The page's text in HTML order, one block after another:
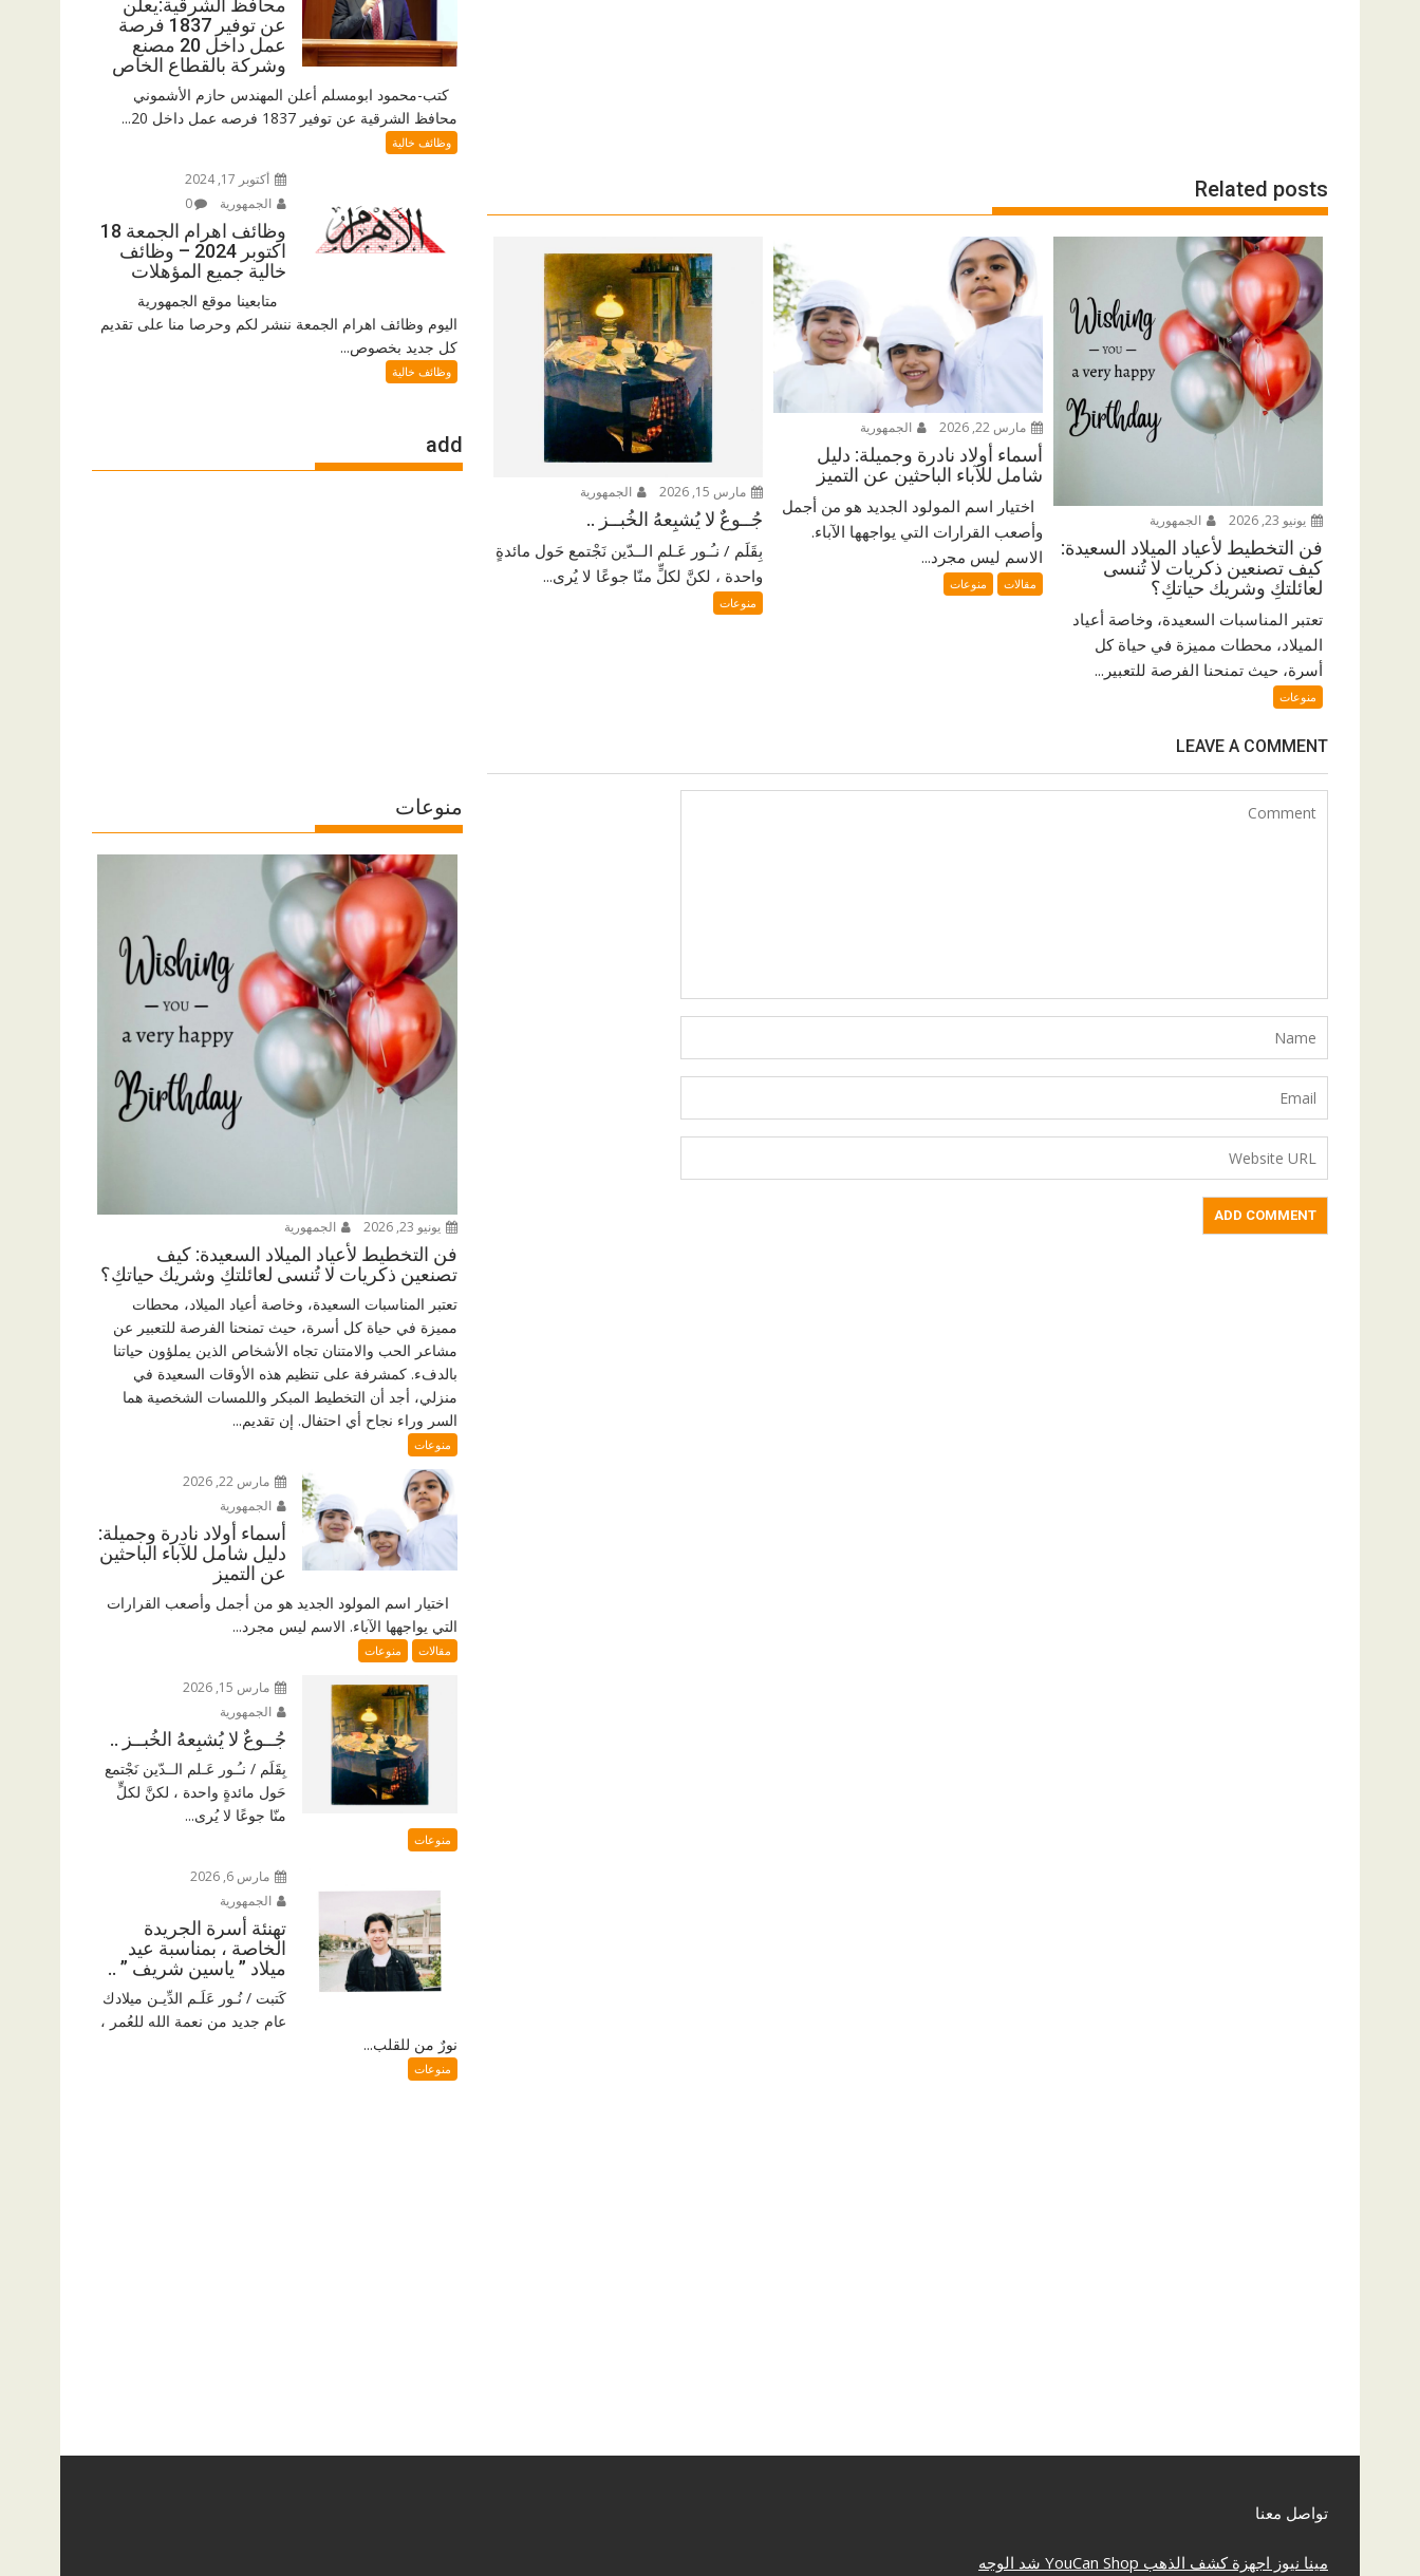
Related posts
يونيو 23, 2026 الجمهورية
فن التخطيط لأعياد الميلاد السعيدة:
كيف تصنعين ذكريات لا تُنسى
لعائلتكِ وشريك حياتكِ؟
تعتبر المناسبات السعيدة، وخاصة أعياد
الميلاد، محطات مميزة في حياة كل
أسرة، حيث تمنحنا الفرصة للتعبير...
منوعات
مارس 22, 2026 الجمهورية
أسماء أولاد نادرة وجميلة: دليل
شامل للآباء الباحثين عن التميز
اختيار اسم المولود الجديد هو من أجمل
وأصعب القرارات التي يواجهها الآباء.
الاسم ليس مجرد...
مقالات منوعات
مارس 15, 2026 الجمهورية
جُــوعٌ لا يُشبِعهُ الخُبــز ..
بِقَلَم / نـُـور عَـلم الــدّين نَجْتمع حَول مائدةٍ
واحدة ، لكنَّ لكلٍّ منّا جوعًا لا يُرى...
منوعات
LEAVE A COMMENT
عن توفير 1837 فرصة
عمل داخل 20 مصنع
وشركة بالقطاع الخاص
كتب-محمود ابومسلم أعلن المهندس حازم الأشموني
محافظ الشرقية عن توفير 1837 فرصه عمل داخل 20...
وظائف خالية
أكتوبر 17, 2024
الجمهورية
0
وظائف اهرام الجمعة 18
اكتوبر 2024 – وظائف
خالية جميع المؤهلات
متابعينا موقع الجمهورية
اليوم وظائف اهرام الجمعة ننشر لكم وحرصا منا على تقديم
كل جديد بخصوص...
وظائف خالية
add
منوعات
يونيو 23, 2026 الجمهورية
فن التخطيط لأعياد الميلاد السعيدة: كيف
تصنعين ذكريات لا تُنسى لعائلتكِ وشريك حياتكِ؟
تعتبر المناسبات السعيدة، وخاصة أعياد الميلاد، محطات
مميزة في حياة كل أسرة، حيث تمنحنا الفرصة للتعبير عن
مشاعر الحب والامتنان تجاه الأشخاص الذين يملؤون حياتنا
بالدفء. كمشرفة على تنظيم هذه الأوقات السعيدة في
منزلي، أجد أن التخطيط المبكر واللمسات الشخصية هما
السر وراء نجاح أي احتفال. إن تقديم...
منوعات
مارس 22, 2026
الجمهورية
أسماء أولاد نادرة وجميلة:
دليل شامل للآباء الباحثين
عن التميز
اختيار اسم المولود الجديد هو من أجمل وأصعب القرارات
التي يواجهها الآباء. الاسم ليس مجرد...
مقالات منوعات
مارس 15, 2026
الجمهورية
جُــوعٌ لا يُشبِعهُ الخُبــز ..
بِقَلَم / نـُـور عَـلم الــدّين نَجْتمع
حَول مائدةٍ واحدة ، لكنَّ لكلٍّ
منّا جوعًا لا يُرى...
منوعات
مارس 6, 2026
الجمهورية
تهنئة أسرة الجريدة
الخاصة ، بمناسبة عيد
ميلاد ” ياسين شريف ” ..
كَتبت / نُـور عَلَـم الدِّيـن ميلادك
عام جديد من نعمة الله للعُمر ،
نورٌ من للقلب...
منوعات
تواصل معنا
مينا نيوز اجهزة كشف الذهب YouCan Shop شد الوجه